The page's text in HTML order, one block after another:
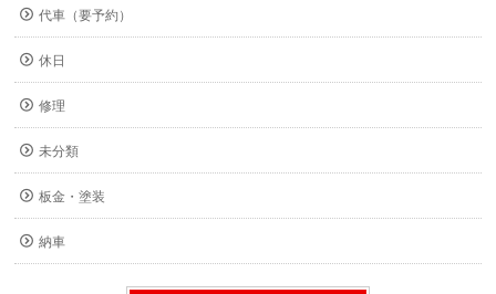
代車（要予約）
休日
修理
未分類
板金・塗装
納車